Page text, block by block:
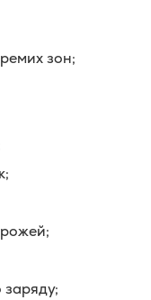
зон;
заряду;